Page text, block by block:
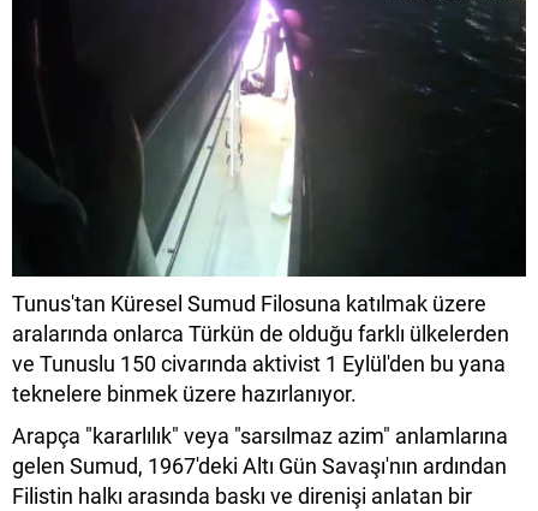
Tunus'tan Küresel Sumud Filosuna katılmak üzere
aralarında onlarca Türkün de olduğu farklı ülkelerden
ve Tunuslu 150 civarında aktivist 1 Eylül'den bu yana
teknelere binmek üzere hazırlanıyor.
Arapça "kararlılık" veya "sarsılmaz azim" anlamlarına
gelen Sumud, 1967'deki Altı Gün Savaşı'nın ardından
Filistin halkı arasında baskı ve direnişi anlatan bir